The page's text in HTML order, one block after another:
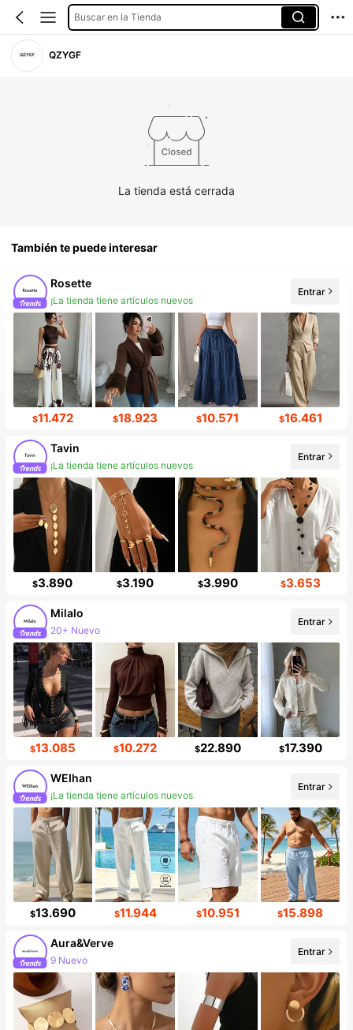
Buscar en la Tienda
QZYGF
La tienda está cerrada
También te puede interesar
Rosette
¡La tienda tiene artículos nuevos
Entrar
$11.472 $18.923 $10.571 $16.461
Tavin
¡La tienda tiene artículos nuevos
Entrar
$3.890 $3.190 $3.990 $3.653
Milalo
20+ Nuevo
Entrar
$13.085 $10.272 $22.890 $17.390
WEIhan
¡La tienda tiene artículos nuevos
Incremento de seguidores de 55%
Entrar
$13.690 $11.944 $10.951 $15.898
Aura&Verve
9 Nuevo
Incremento de seguidores de 240%
Entrar